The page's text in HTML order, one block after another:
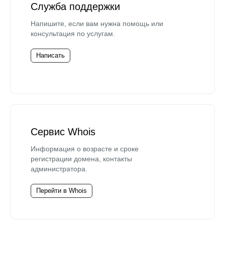
Служба поддержки
Напишите, если вам нужна помощь или
консультация по услугам.
Написать
Сервис Whois
Информация о возрасте и сроке
регистрации домена, контакты
администратора.
Перейти в Whois